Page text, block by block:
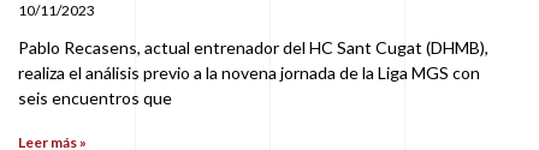
10/11/2023
Pablo Recasens, actual entrenador del HC Sant Cugat (DHMB),
realiza el análisis previo a la novena jornada de la Liga MGS con
seis encuentros que
Leer más »